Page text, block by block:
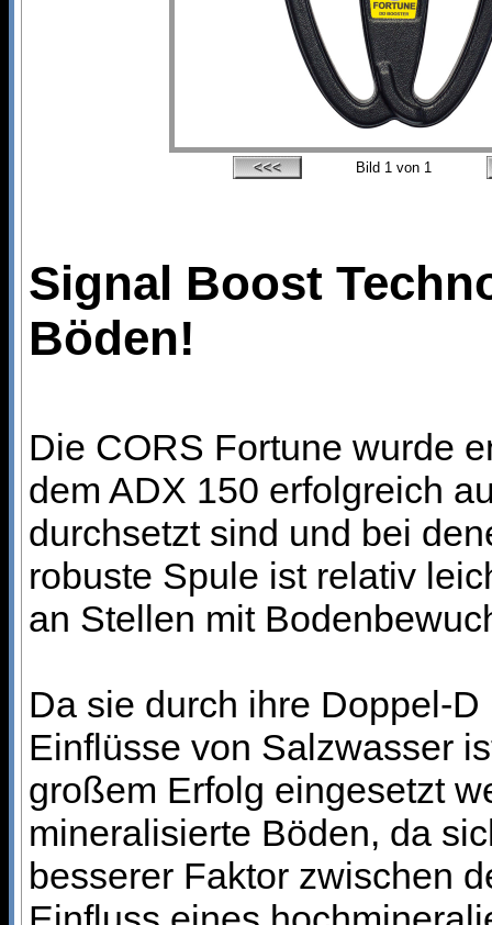
Bild 1 von 1
Signal Boost
Böden!
Die CORS Fortune wurde
dem ADX 150 erfolgreich
durchsetzt sind und bei
robuste Spule ist relativ
an Stellen mit
Da sie durch ihre Doppel-
Einflüsse von Salzwasser
großem Erfolg eingesetzt
mineralisierte Böden, da
besserer Faktor zwischen